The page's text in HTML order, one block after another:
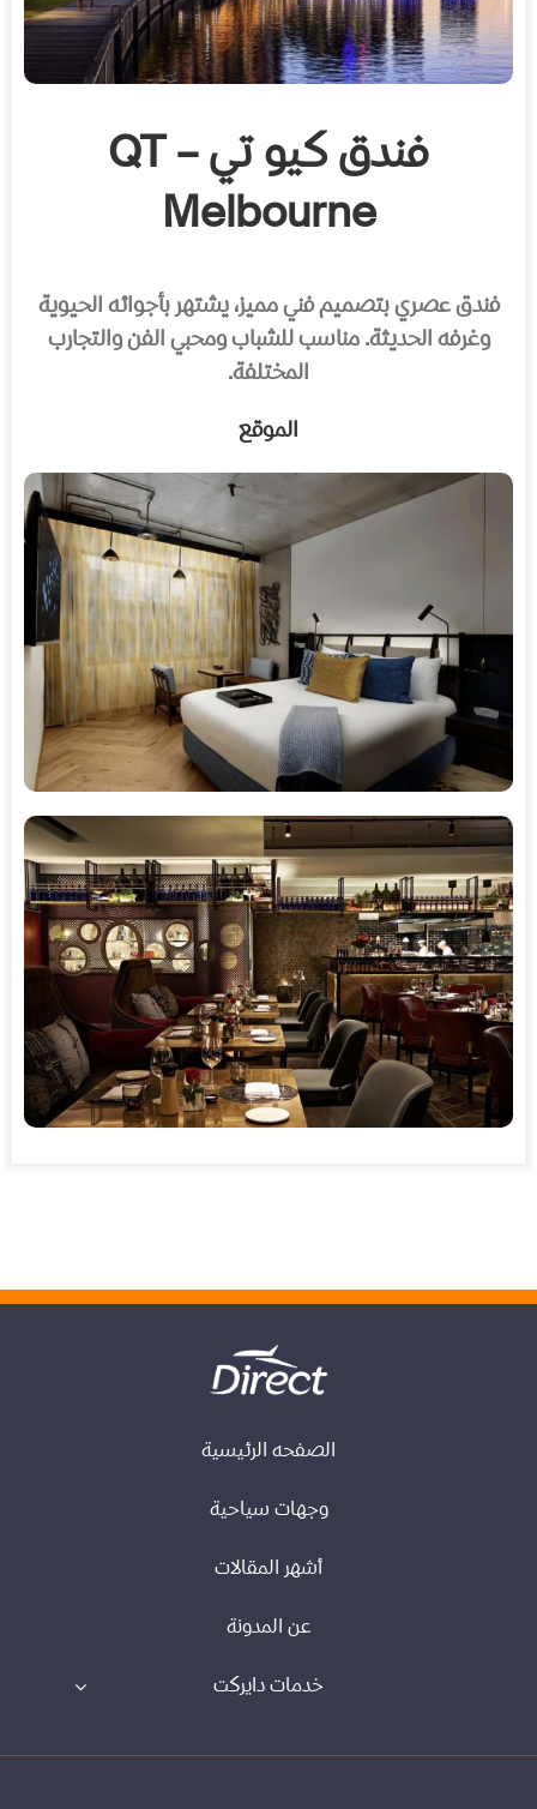
فندق كيو تي – QT
Melbourne
فندق عصري بتصميم فني مميز، يشتهر بأجوائه الحيوية
وغرفه الحديثة. مناسب للشباب ومحبي الفن والتجارب
المختلفة.
الموقع
الصفحه الرئيسية
وجهات سياحية
أشهر المقالات
عن المدونة
خدمات دايركت